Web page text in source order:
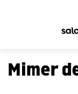
Mimer